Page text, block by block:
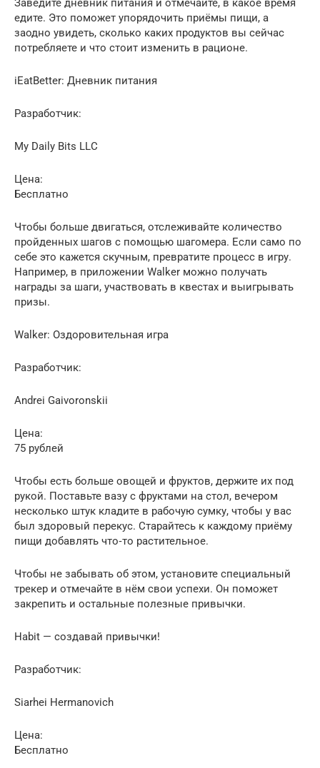
Заведите дневник питания и отмечайте, в какое время
едите. Это поможет упорядочить приёмы пищи, а
заодно увидеть, сколько каких продуктов вы сейчас
потребляете и что стоит изменить в рационе.
iEatBetter: Дневник питания
Разработчик:
My Daily Bits LLC
Цена:
Бесплатно
Чтобы больше двигаться, отслеживайте количество
пройденных шагов с помощью шагомера. Если само по
себе это кажется скучным, превратите процесс в игру.
Например, в приложении Walker можно получать
награды за шаги, участвовать в квестах и выигрывать
призы.
Walker: Оздоровительная игра
Разработчик:
Andrei Gaivoronskii
Цена:
75 рублей
Чтобы есть больше овощей и фруктов, держите их под
рукой. Поставьте вазу с фруктами на стол, вечером
несколько штук кладите в рабочую сумку, чтобы у вас
был здоровый перекус. Старайтесь к каждому приёму
пищи добавлять что‑то растительное.
Чтобы не забывать об этом, установите специальный
трекер и отмечайте в нём свои успехи. Он поможет
закрепить и остальные полезные привычки.
Habit — создавай привычки!
Разработчик:
Siarhei Hermanovich
Цена:
Бесплатно